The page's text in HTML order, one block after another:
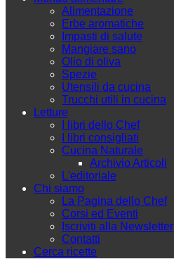
Alimentazione
Erbe aromatiche
Impasti di salute
Mangiare sano
Olio di oliva
Spezie
Utensili da cucina
Trucchi utili in cucina
Letture
I libri dello Chef
I libri consigliati
Cucina Naturale
Archivio Articoli
L'editoriale
Chi siamo
La Pagina dello Chef
Corsi ed Eventi
Iscriviti alla Newsletter
Contatti
Cerca ricette